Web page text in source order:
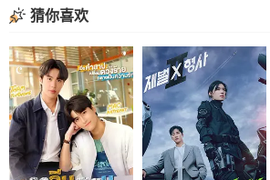
猜你喜欢